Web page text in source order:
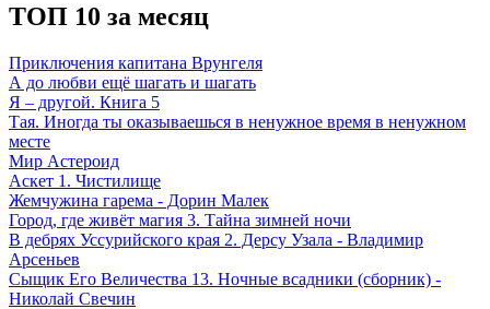
ТОП 10 за месяц
Приключения капитана Врунгеля
А до любви ещё шагать и шагать
Я – другой. Книга 5
Тая. Иногда ты оказываешься в ненужное время в ненужном
месте
Мир Астероид
Аскет 1. Чистилище
Жемчужина гарема - Дорин Малек
Город, где живёт магия 3. Тайна зимней ночи
В дебрях Уссурийского края 2. Дерсу Узала - Владимир
Арсеньев
Сыщик Его Величества 13. Ночные всадники (сборник) -
Николай Свечин